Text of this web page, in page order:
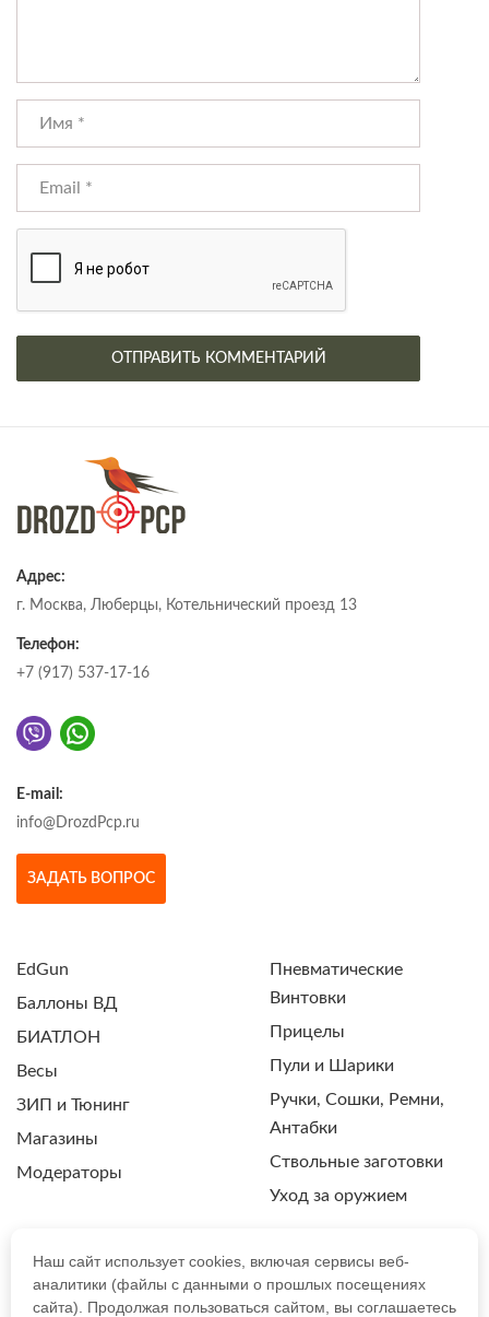
Адрес:
г. Москва, Люберцы, Котельнический проезд 13
Телефон:
+7 (917) 537-17-16
E-mail:
info@DrozdPcp.ru
ЗАДАТЬ ВОПРОС
EdGun
Баллоны ВД
БИАТЛОН
Весы
ЗИП и Тюнинг
Магазины
Модераторы
Пневматические
Винтовки
Прицелы
Пули и Шарики
Ручки, Сошки, Ремни,
Антабки
Ствольные заготовки
Уход за оружием
ПОЛИТИКА КОНФИДЕНЦИАЛЬНОСТИ
Наш сайт использует cookies, включая сервисы веб-
аналитики (файлы с данными о прошлых посещениях
сайта). Продолжая пользоваться сайтом, вы соглашаетесь